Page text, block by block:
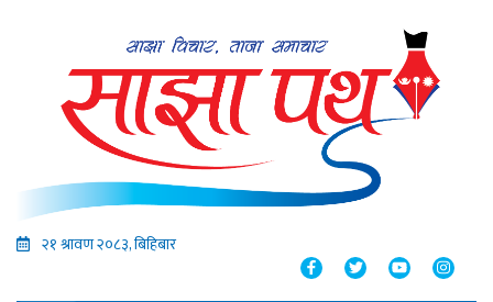
२१ श्रावण २०८३, बिहिबार